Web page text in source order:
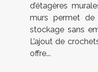
d’étagères
murs permet de
stockage sans
L’ajout de
offre...